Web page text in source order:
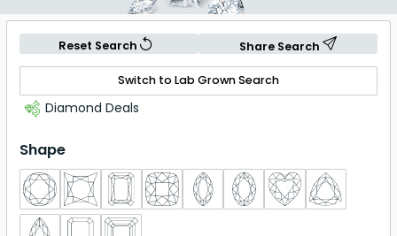
Reset Search Share Search
Switch to Lab Grown Search
Diamond Deals
Shape